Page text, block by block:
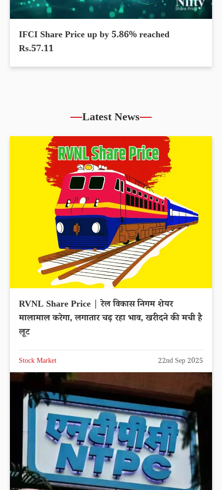
IFCI Share Price up by 5.86% reached
Rs.57.11
Latest News
RVNL Share Price | रेल विकास निगम शेयर
मालामाल करेगा, लगातार चढ़ रहा भाव, खरीदने की मची है
लूट
Stock Market 22nd Sep 2025